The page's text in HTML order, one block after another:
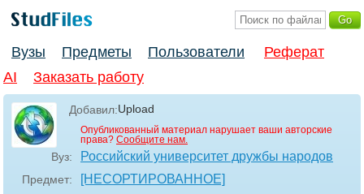
Вузы Предметы Пользователи
Реферат
AI
Заказать работу
Добавил:Upload
Опубликованный материал нарушает ваши авторские
права? Сообщите нам.
Вуз: Российский университет дружбы народов
Предмет: [НЕСОРТИРОВАННОЕ]